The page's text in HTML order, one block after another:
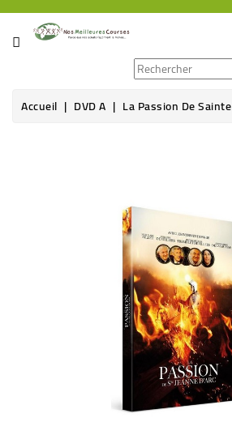
CATÉGORIE
ÉPICERIE
Accueil DVD A La Passion De